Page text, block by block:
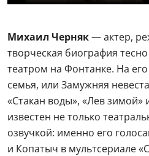
Михаил Черняк— актер,
творческая биография
театром на Фонтанке. На
семья, или Замужняя
«Стакан воды», «Лев зимой»
известен не только
озвучкой: именно его
и Копатыч в мультсериале